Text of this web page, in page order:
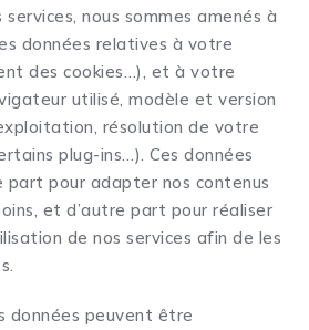
nous sommes amenés à
données relatives à votre
des cookies…), et à votre
utilisé, modèle et version
résolution de votre
plug-ins…). Ces données
part pour adapter nos contenus
et d’autre part pour réaliser
de nos services afin de les
données peuvent être